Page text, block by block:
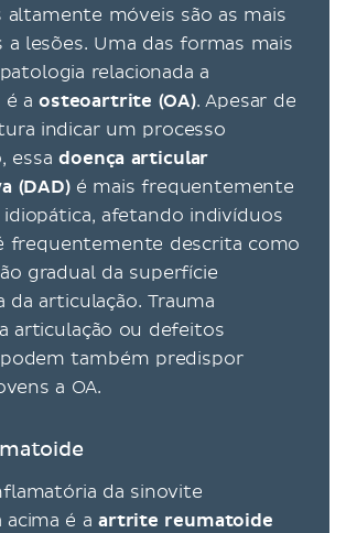
altamente móveis são as mais
a lesões. Uma das formas mais
relacionada a
é aosteoartrite (OA). Apesar de
indicar um processo
essadoença articular
(DAD)é mais frequentemente
afetando indivíduos
frequentemente descrita como
gradual da superfície
da articulação. Trauma
articulação ou defeitos
também predispor
a OA.
da sinovite
acima é aartrite reumatoide